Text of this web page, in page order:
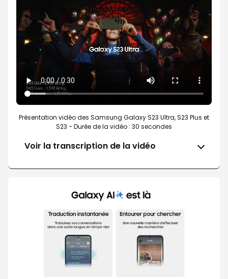
Présentation vidéo des Samsung Galaxy S23 Ultra, S23 Plus et
S23 - Durée de la vidéo : 30 secondes
Voir la transcription de la vidéo